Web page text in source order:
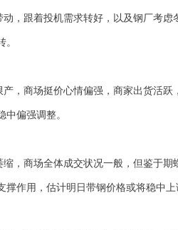
，跟着投机需求转好，以及钢厂考
，商场挺价心情偏强，商家出货活
偏强调整。
，商场全体成交状况一般，但鉴于
作用，估计明日带钢价格或将稳中上